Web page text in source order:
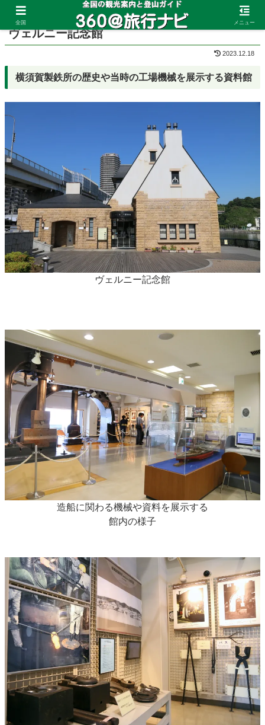
ホーム 神奈川県 横須賀
ヴェルニー記念館
2023.12.18
横須賀製鉄所の歴史や当時の工場機械を展示する資料館
ヴェルニー記念館
造船に関わる機械や資料を展示する
館内の様子
全国 メニュー